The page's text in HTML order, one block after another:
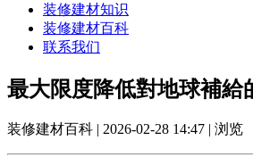
装修建材知识
装修建材百科
联系我们
最大限度降低對地球補給
装修建材百科 | 2026-02-28 14:47 | 浏览